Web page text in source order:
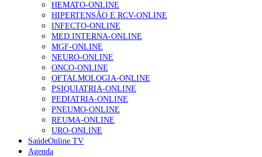
HEMATO-ONLINE
HIPERTENSÃO E RCV-ONLINE
INFECTO-ONLINE
MED.INTERNA-ONLINE
MGF-ONLINE
NEURO-ONLINE
ONCO-ONLINE
OFTALMOLOGIA-ONLINE
PSIQUIATRIA-ONLINE
PEDIATRIA-ONLINE
PNEUMO-ONLINE
REUMA-ONLINE
URO-ONLINE
SaúdeOnline TV
Agenda